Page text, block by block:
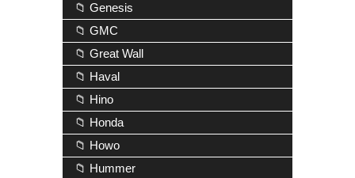
📁 Genesis
📁 GMC
📁 Great Wall
📁 Haval
📁 Hino
📁 Honda
📁 Howo
📁 Hummer